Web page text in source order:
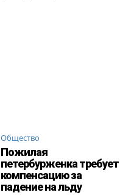
Общество
Пожилая
петербурженка требует
компенсацию за
падение на льду